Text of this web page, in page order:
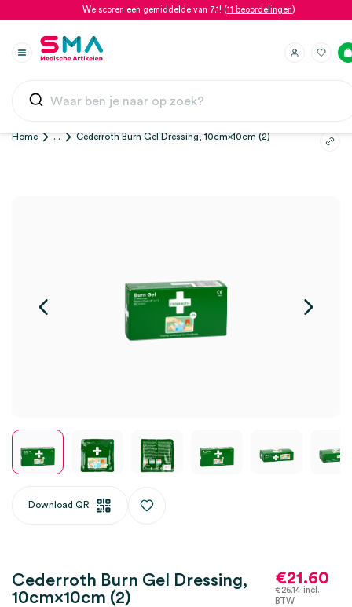
We scoren een gemiddelde van 7.1! (11 beoordelingen)
Home ... Cederroth Burn Gel Dressing, 10cm×10cm (2)
Download QR
Cederroth Burn Gel Dressing,
10cm×10cm (2)
€21.60
€26.14 incl.
BTW